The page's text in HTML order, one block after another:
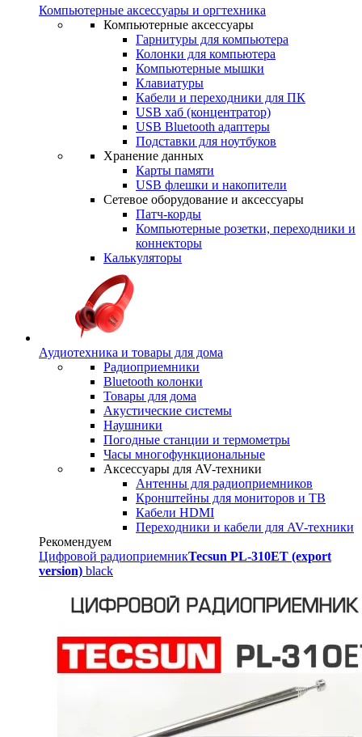
Компьютерные аксессуары и оргтехника
Компьютерные аксессуары
Гарнитуры для компьютера
Колонки для компьютера
Компьютерные мышки
Клавиатуры
Кабели и переходники для ПК
USB хаб (концентратор)
USB Bluetooth адаптеры
Подставки для ноутбуков
Хранение данных
Карты памяти
USB флешки и накопители
Сетевое оборудование и аксессуары
Патч-корды
Компьютерные розетки, переходники и
коннекторы
Калькуляторы
Аудиотехника и товары для дома
Радиоприемники
Bluetooth колонки
Товары для дома
Акустические системы
Наушники
Погодные станции и термометры
Часы многофункциональные
Аксессуары для AV-техники
Антенны для радиоприемников
Кронштейны для мониторов и ТВ
Кабели HDMI
Переходники и кабели для AV-техники
Рекомендуем
Цифровой радиоприемникTecsun PL-310ET (export
version) black